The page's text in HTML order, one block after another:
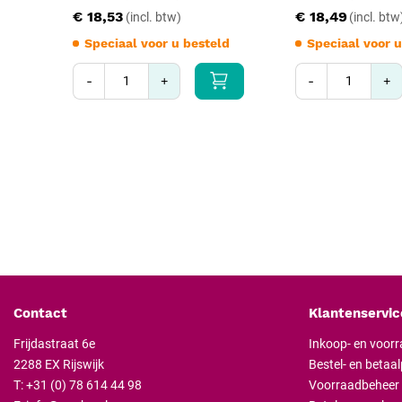
€ 18,53
Speciaal voor u besteld
- +
€ 18,49
Speciaal voor
- +
Contact
Frijdastraat 6e
2288 EX Rijswijk
T:+31 (0) 78 614 44 98
Inkoop- en
Bestel- en
Voorraadbeheer